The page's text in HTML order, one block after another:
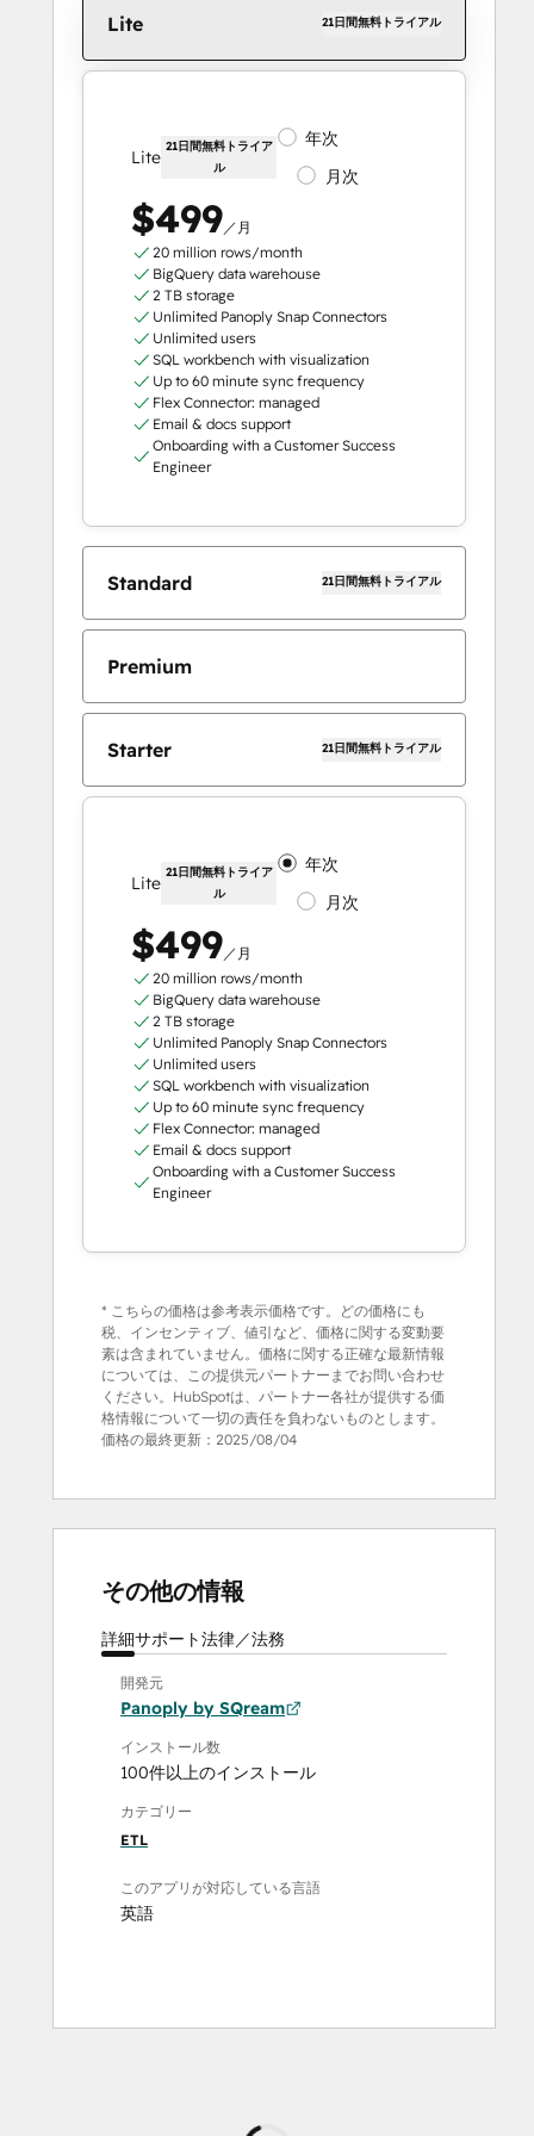
Lite 21日間無料トライアル
Lite
21日間無料トライア
ル
年次
月次
$499／月
20 million rows/month
BigQuery data warehouse
2 TB storage
Unlimited Panoply Snap Connectors
Unlimited users
SQL workbench with visualization
Up to 60 minute sync frequency
Flex Connector: managed
Email & docs support
Onboarding with a Customer Success
Engineer
Standard 21日間無料トライアル
Premium
Starter 21日間無料トライアル
Lite
21日間無料トライア
ル
年次
月次
$499／月
20 million rows/month
BigQuery data warehouse
2 TB storage
Unlimited Panoply Snap Connectors
Unlimited users
SQL workbench with visualization
Up to 60 minute sync frequency
Flex Connector: managed
Email & docs support
Onboarding with a Customer Success
Engineer
* こちらの価格は参考表示価格です。どの価格にも
税、インセンティブ、値引など、価格に関する変動要
素は含まれていません。価格に関する正確な最新情報
については、この提供元パートナーまでお問い合わせ
ください。HubSpotは、パートナー各社が提供する価
格情報について一切の責任を負わないものとします。
価格の最終更新： 2025/08/04
その他の情報
詳細サポート法律／法務
開発元
Panoply by SQream
インストール数
100件以上のインストール
カテゴリー
ETL
このアプリが対応している言語
英語